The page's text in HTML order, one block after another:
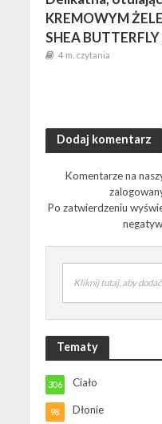
KREMOWYM
SHEA
4 m. czytania
Dodaj komentarz
Komentarze na
Po zatwierdzeniu
Kliknij tutaj, aby
Tematy
Ciało
306
Dłonie
98